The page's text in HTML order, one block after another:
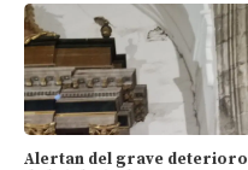
Alertan del grave deterioro